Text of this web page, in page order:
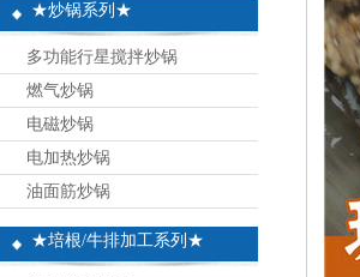
★炒锅系列★
多功能行星搅拌炒锅
燃气炒锅
电磁炒锅
电加热炒锅
油面筋炒锅
★培根/牛排加工系列★